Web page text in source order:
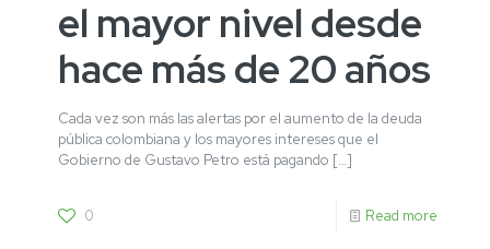
el mayor nivel desde
hace más de 20 años
Cada vez son más las alertas por el aumento de la deuda
pública colombiana y los mayores intereses que el
Gobierno de Gustavo Petro está pagando […]
0 Read more